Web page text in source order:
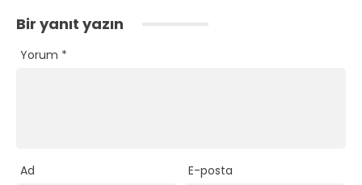
Bir yanıt yazın
Yorum *
Ad E-posta